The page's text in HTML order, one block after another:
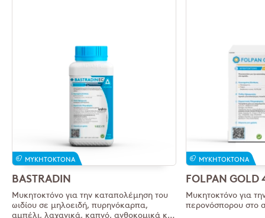
ΜΥΚΗΤΟΚΤΌΝΑ
BASTRADIN
Mυκητοκτόνο για την καταπολέμηση του
ωιδίου σε μηλοειδή, πυρηνόκαρπα,
αμπέλι, λαχανικά, καπνό, ανθοκομικά και
ΜΥΚΗΤΟΚΤΌΝΑ
FOLPAN GOLD
Μυκητοκτόνο για
περονόσπορου στο